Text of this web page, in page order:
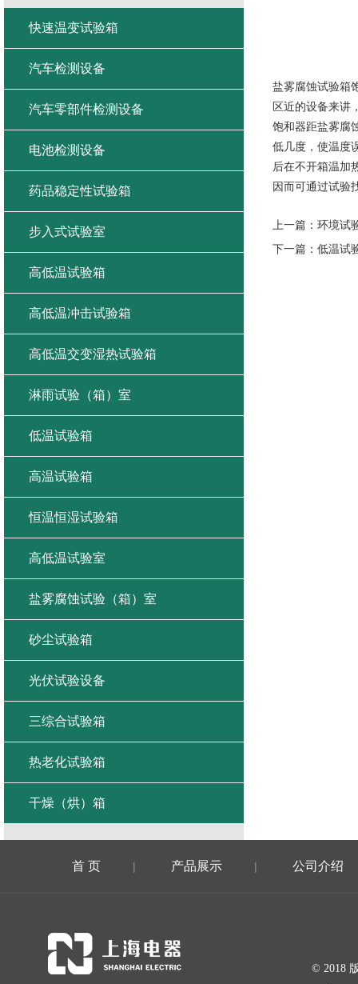
盐雾腐蚀试验箱
区近的设备来讲
饱和器距盐雾腐
低几度，使温度
后在不开箱温加
因而可通过试验
上一篇： 环境试
下一篇： 低温试
快速温变试验箱
汽车检测设备
汽车零部件检测设备
电池检测设备
药品稳定性试验箱
步入式试验室
高低温试验箱
高低温冲击试验箱
高低温交变湿热试验箱
淋雨试验（箱）室
低温试验箱
高温试验箱
恒温恒湿试验箱
高低温试验室
盐雾腐蚀试验（箱）室
砂尘试验箱
光伏试验设备
三综合试验箱
热老化试验箱
干燥（烘）箱
首 页 | 产品展示 | 公司介绍
© 2018